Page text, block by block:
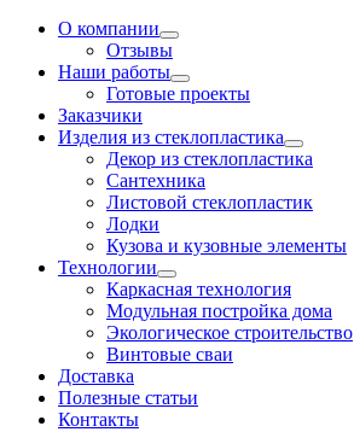
О компании
Отзывы
Наши работы
Готовые проекты
Заказчики
Изделия из стеклопластика
Декор из стеклопластика
Сантехника
Листовой стеклопластик
Лодки
Кузова и кузовные элементы
Технологии
Каркасная технология
Модульная постройка дома
Экологическое строительство
Винтовые сваи
Доставка
Полезные статьи
Контакты